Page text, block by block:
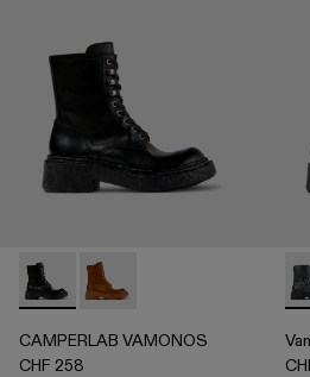
CAMPERLAB VAMONOS -
CAMPERLAB
CAMPERLAB VAMONOS
CHF 258